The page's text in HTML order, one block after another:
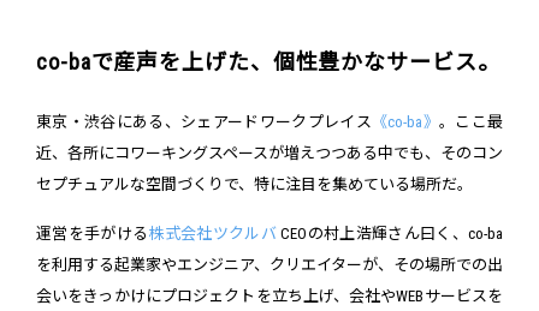
co-baで産声を上げた、個性豊かなサービス。
東京・渋谷にある、シェアードワークプレイス 《co-ba》 。ここ最
近、各所にコワーキングスペースが増えつつある中でも、そのコン
セプチュアルな空間づくりで、特に注目を集めている場所だ。
運営を手がける 株式会社ツクルバ CEOの村上浩輝さん曰く、co-ba
を利用する起業家やエンジニア、クリエイターが、その場所での出
会いをきっかけにプロジェクトを立ち上げ、会社やWEBサービスを